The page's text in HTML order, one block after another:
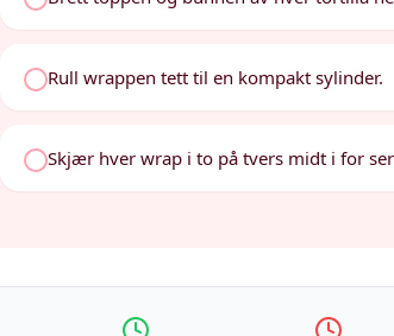
Rull wrappen tett til en kompakt sylinder.
Skjær hver wrap i to på tvers midt i for